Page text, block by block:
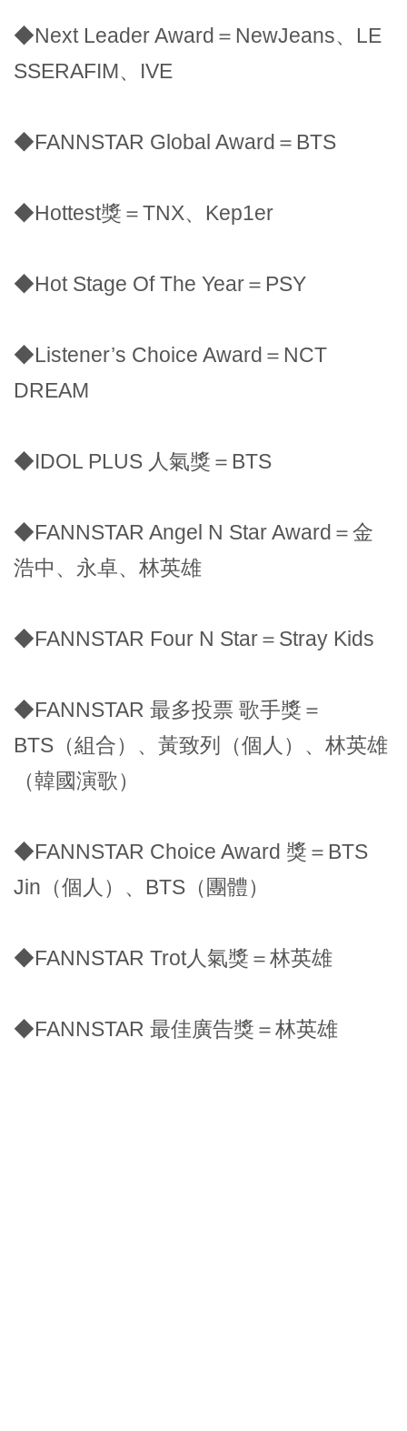
◆Next Leader Award＝NewJeans、LE
SSERAFIM、IVE
◆FANNSTAR Global Award＝BTS
◆Hottest獎＝TNX、Kep1er
◆Hot Stage Of The Year＝PSY
◆Listener’s Choice Award＝NCT
DREAM
◆IDOL PLUS 人氣獎＝BTS
◆FANNSTAR Angel N Star Award＝金
浩中、永卓、林英雄
◆FANNSTAR Four N Star＝Stray Kids
◆FANNSTAR 最多投票 歌手獎＝
BTS（組合）、黃致列（個人）、林英雄
（韓國演歌）
◆FANNSTAR Choice Award 獎＝BTS
Jin（個人）、BTS（團體）
◆FANNSTAR Trot人氣獎＝林英雄
◆FANNSTAR 最佳廣告獎＝林英雄